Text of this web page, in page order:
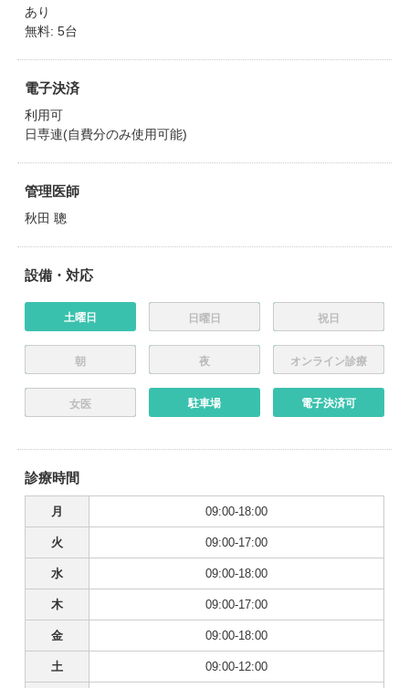
あり
無料: 5台
電子決済
利用可
日専連(自費分のみ使用可能)
管理医師
秋田 聰
設備・対応
土曜日 日曜日 祝日
朝 夜 オンライン診療
女医 駐車場 電子決済可
診療時間
月 09:00-18:00
火 09:00-17:00
水 09:00-18:00
木 09:00-17:00
金 09:00-18:00
土 09:00-12:00